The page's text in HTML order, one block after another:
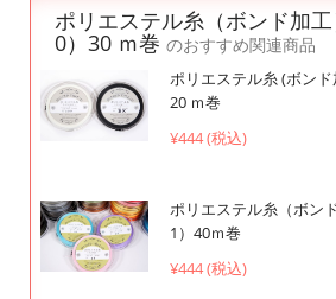
ポリエステル糸（ボンド加
0）30 ｍ巻 のおすすめ関連商品
ポリエステル糸 (ボンド
20 ｍ巻
¥444 (税込)
ポリエステル糸（ボン
1）40ｍ巻
¥444 (税込)